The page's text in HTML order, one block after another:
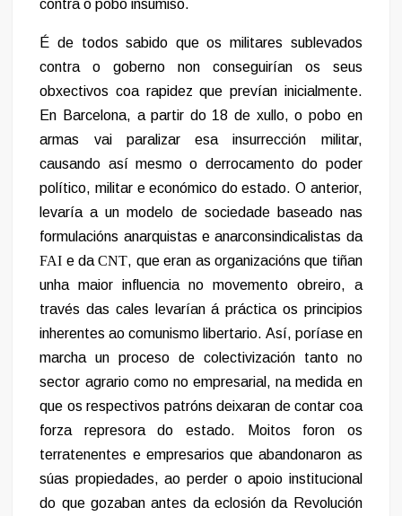
contra o pobo insumiso.
É de todos sabido que os militares sublevados
contra o goberno non conseguirían os seus
obxectivos coa rapidez que prevían inicialmente.
En Barcelona, a partir do 18 de xullo, o pobo en
armas vai paralizar esa insurrección militar,
causando así mesmo o derrocamento do poder
político, militar e económico do estado. O anterior,
levaría a un modelo de sociedade baseado nas
formulacións anarquistas e anarconsindicalistas da
FAI e daCNT, que eran as organizacións que tiñan
unha maior influencia no movemento obreiro, a
través das cales levarían á práctica os principios
inherentes ao comunismo libertario. Así, poríase en
marcha un proceso de colectivización tanto no
sector agrario como no empresarial, na medida en
que os respectivos patróns deixaran de contar coa
forza represora do estado. Moitos foron os
terratenentes e empresarios que abandonaron as
súas propiedades, ao perder o apoio institucional
do que gozaban antes da eclosión da Revolución